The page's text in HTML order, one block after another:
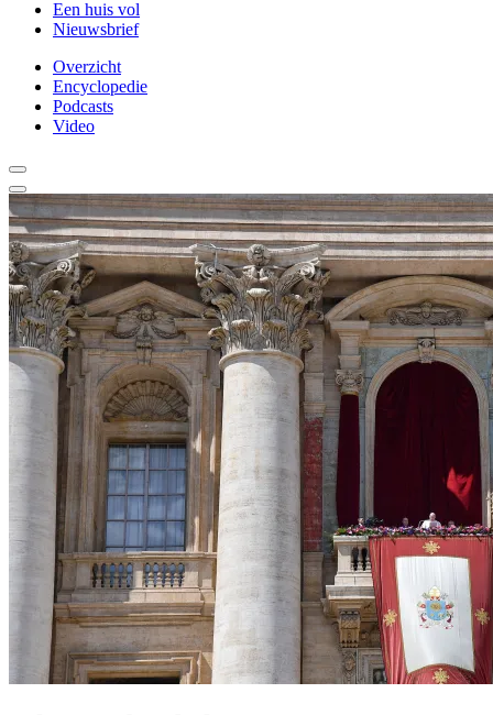
Een huis vol
Nieuwsbrief
Overzicht
Encyclopedie
Podcasts
Video